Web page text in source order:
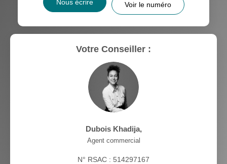
Nous écrire Voir le numéro
Votre Conseiller :
Dubois Khadija,
Agent commercial
N° RSAC : 514297167